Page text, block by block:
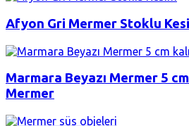
Afyon Gri Mermer Stoklu
Marmara Beyazı Mermer 5
Mermer